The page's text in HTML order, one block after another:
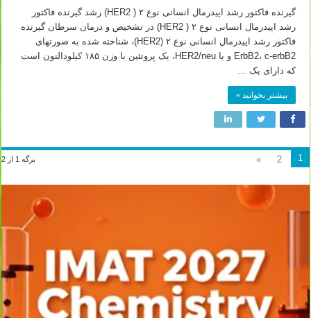
گیرنده فاکتور رشد اپیدرمال انسانی نوع ۲ ( HER2) رشد گیرنده فاکتور
رشد اپیدرمال انسانی نوع ۲ ( HER2) در تشخیص و درمان سرطان گیرنده
فاکتور رشد اپیدرمال انسانی نوع ۲ (HER2)، شناخته شده به صورت­های
ErbB2، c-erbB2 و یا HER2/neu، یک پروتئین با وزن ۱۸۵ کیلودالتون است
که دارای یک …
بیشتر بخوانید »
برگه 1 از 2 1
2
»